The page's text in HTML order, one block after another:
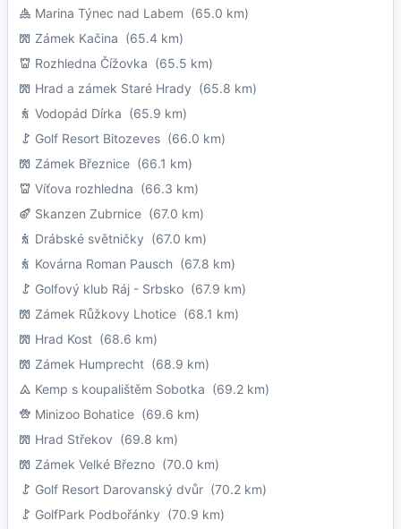
Marina Týnec nad Labem (65.0 km)
Zámek Kačina (65.4 km)
Rozhledna Čížovka (65.5 km)
Hrad a zámek Staré Hrady (65.8 km)
Vodopád Dírka (65.9 km)
Golf Resort Bitozeves (66.0 km)
Zámek Březnice (66.1 km)
Víťova rozhledna (66.3 km)
Skanzen Zubrnice (67.0 km)
Drábské světničky (67.0 km)
Kovárna Roman Pausch (67.8 km)
Golfový klub Ráj - Srbsko (67.9 km)
Zámek Růžkovy Lhotice (68.1 km)
Hrad Kost (68.6 km)
Zámek Humprecht (68.9 km)
Kemp s koupalištěm Sobotka (69.2 km)
Minizoo Bohatice (69.6 km)
Hrad Střekov (69.8 km)
Zámek Velké Březno (70.0 km)
Golf Resort Darovanský dvůr (70.2 km)
GolfPark Podbořánky (70.9 km)